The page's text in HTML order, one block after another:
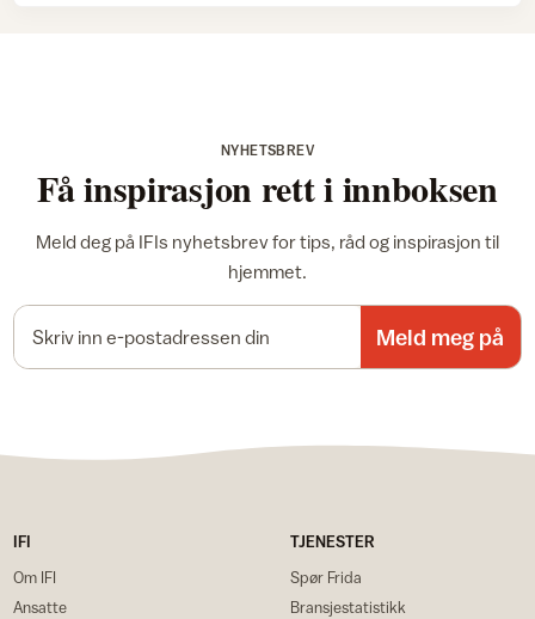
NYHETSBREV
Få inspirasjon rett i innboksen
Meld deg på IFIs nyhetsbrev for tips, råd og inspirasjon til
hjemmet.
Meld meg på
IFI
Om IFI
Ansatte
TJENESTER
Spør Frida
Bransjestatistikk